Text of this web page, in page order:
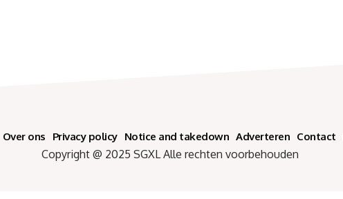
Over ons Privacy policy Notice and takedown Adverteren Contact
@ 2025 SGXL Alle rechten voorbehouden